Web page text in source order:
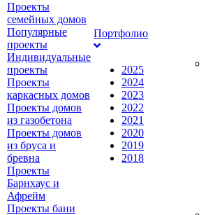
Проекты
семейных домов
Популярные
проекты
Индивидуальные
проекты
Проекты
каркасных домов
Проекты домов
из газобетона
Проекты домов
из бруса и
бревна
Проекты
Барнхаус и
Афрейм
Проекты бани
Портфолио
2025
2024
2023
2022
2021
2020
2019
2018